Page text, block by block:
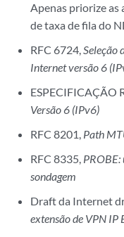
Apenas priorize as
de taxa de fila do
RFC 6724,Seleção
Internet versão 6
ESPECIFICAÇÃO
Versão 6 (IPv6)
RFC 8201, Path
RFC 8335,
sondagem
Draft da Internet
extensão de VPN